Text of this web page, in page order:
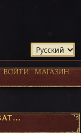
ВОЙТИ
МАГАЗИН
ПРОФИЛЬ ПОЛЬЗОВАТЕЛЯ ФЕХАТА